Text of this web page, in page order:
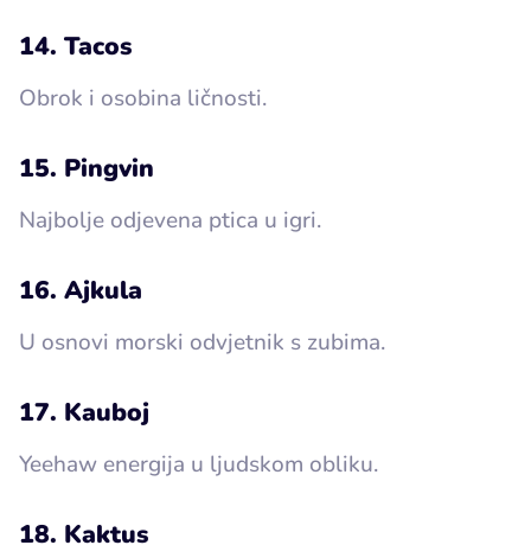
14. Tacos
Obrok i osobina ličnosti.
15. Pingvin
Najbolje odjevena ptica u igri.
16. Ajkula
U osnovi morski odvjetnik s zubima.
17. Kauboj
Yeehaw energija u ljudskom obliku.
18. Kaktus